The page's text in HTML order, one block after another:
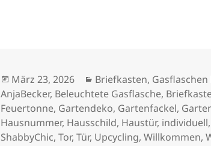
Veröffentlicht
am
März 23, 2026 Kategorien
Briefkasten,
AnjaBecker, Beleuchtete Gasflasche,
Feuertonne, Gartendeko, Gartenfackel,
Hausnummer, Hausschild, Haustür, individuell,
ShabbyChic,Tor,Tür, Upcycling,Willkommen,